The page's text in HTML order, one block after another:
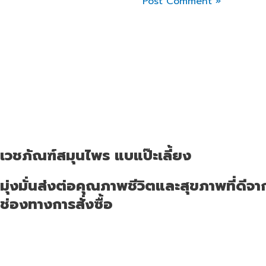
เวชภัณฑ์สมุนไพร แบแป๊ะเลี้ยง
มุ่งมั่นส่งต่อคุณภาพชีวิตและสุขภาพที่ดีจา
ช่องทางการสั่งซื้อ